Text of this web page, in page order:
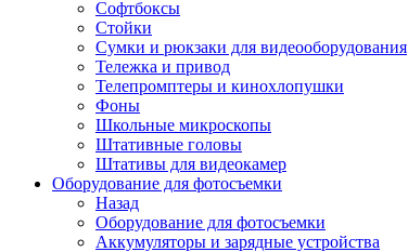
Софтбоксы
Стойки
Сумки и рюкзаки для видеооборудования
Тележка и привод
Телепромптеры и кинохлопушки
Фоны
Школьные микроскопы
Штативные головы
Штативы для видеокамер
Оборудование для фотосъемки
Назад
Оборудование для фотосъемки
Аккумуляторы и зарядные устройства